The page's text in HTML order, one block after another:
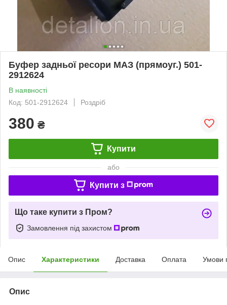
Буфер задньої ресори МАЗ (прямоуг.) 501-
2912624
В наявності
Код: 501-2912624
Роздріб
380 ₴
Купити
або
Купити з
Що таке купити з Пром?
Замовлення під захистом
Опис Характеристики Доставка Оплата Умови
Опис